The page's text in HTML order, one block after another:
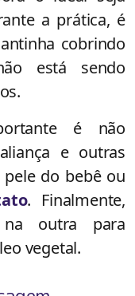
a prática, é
cobrindo
está sendo
é não
e outras
do bebê ou
. Finalmente,
outra para
vegetal.